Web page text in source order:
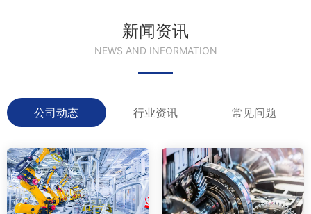
新闻资讯
NEWS AND INFORMATION
公司动态 行业资讯 常见问题